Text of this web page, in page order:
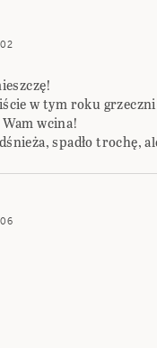
w tym roku grzeczni
wcina!
spadło trochę,